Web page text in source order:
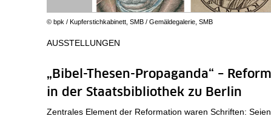
© bpk / Kupferstichkabinett, SMB / Gemäldegalerie, SMB
AUSSTELLUNGEN
„Bibel-Thesen-Propaganda“ –
in der Staatsbibliothek zu Berlin
Zentrales Element der Reformation waren Schriften: